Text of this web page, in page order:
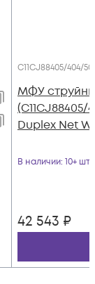
C11CJ88405/404/
МФУ
(C11CJ88405/
Duplex Net
В наличии: 10+ шт
42 543 ₽